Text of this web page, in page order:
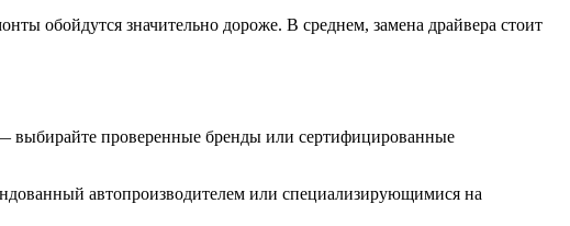
обойдутся значительно дороже. В среднем, замена драйвера стоит
выбирайте проверенные бренды или сертифицированные
автопроизводителем или специализирующимися на